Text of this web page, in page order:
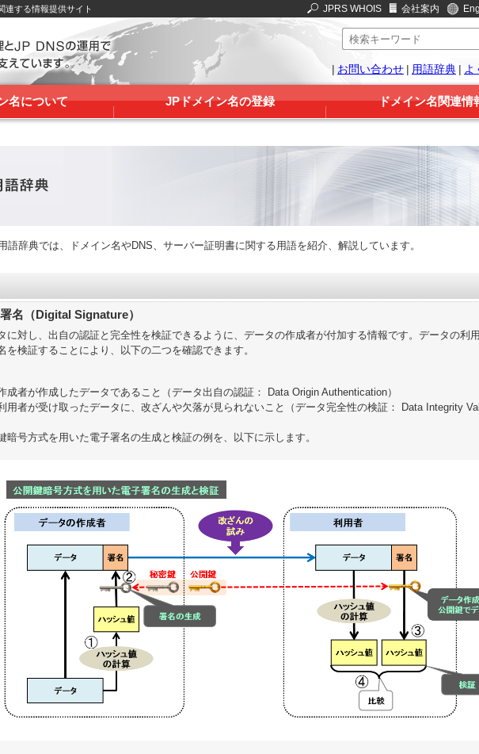
連する情報提供サイト JPRS WHOIS 会社案内
| お問い合わせ | 用語辞典 | よ
名について JPドメイン名の登録 ドメイン名関連情
語辞典では、ドメイン名やDNS、サーバー証明書に関する用語を紹介、解説しています。
名（Digital Signature）
に対し、出自の認証と完全性を検証できるように、データの作成者が付加する情報です。データの利
を検証することにより、以下の二つを確認できます。
成者が作成したデータであること（データ出自の認証： Data Origin Authentication）
用者が受け取ったデータに、改ざんや欠落が見られないこと（データ完全性の検証： Data Integrity
暗号方式を用いた電子署名の生成と検証の例を、以下に示します。